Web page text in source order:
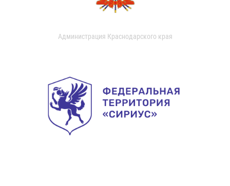
Администрация Краснодарского края